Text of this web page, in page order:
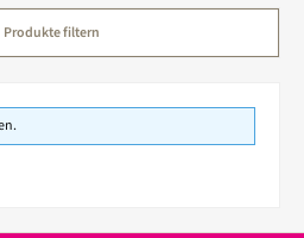
Produkte filtern